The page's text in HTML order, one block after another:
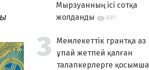
Мырзуанның ісі сотқа
жолданды
697
Мемлекеттік грантқа аз
ұпай жетпей қалған
талапкерлерге қосымша